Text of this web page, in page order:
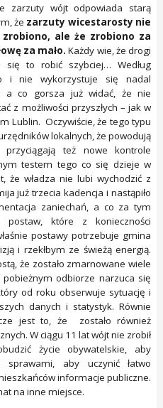
zarzuty wójt odpowiada starą
że zarzuty wicestarosty nie
ale że zrobiono za
za mało. Każdy wie, że drogi
to robić szybciej… Według
i nie wykorzystuje się nadal
a co gorsza już widać, że nie
z możliwości przyszłych – jak w
Lublin. Oczywiście, że tego typu
lokalnych, że powodują
przyciągają też nowe kontrole
testem tego co się dzieje w
że władza nie lubi wychodzić z
już trzecia kadencja i nastąpiło
zaniechań, a co za tym
które z konieczności
postawy potrzebuje gmina
i rzekłbym ze świeżą energią.
że zostało zmarnowane wiele
odbiorze narzuca się
od roku obserwuje sytuację i
danych i statystyk. Równie
jest to, że zostało również
W ciągu 11 lat wójt nie zrobił
życie obywatelskie, aby
sprawami, aby uczynić łatwo
informacje publiczne.
na inne miejsce.